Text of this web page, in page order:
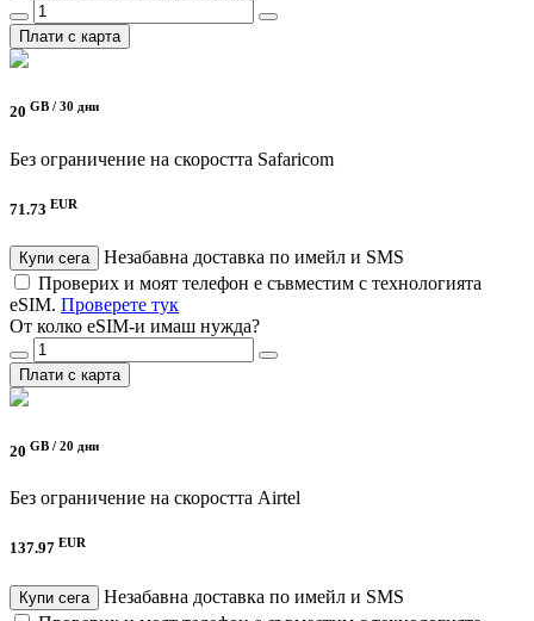
Плати с карта
20 GB / 30 дни
Без ограничение на скоростта Safaricom
71.73 EUR
Купи сега
Незабавна доставка по имейл и SMS
Проверих и моят телефон е съвместим с технологията
eSIM. Проверете тук
От колко eSIM-и имаш нужда?
Плати с карта
20 GB / 20 дни
Без ограничение на скоростта Airtel
137.97 EUR
Купи сега
Незабавна доставка по имейл и SMS